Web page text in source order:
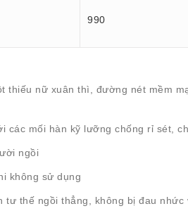
990
thiếu nữ xuân thì, đường nét mềm
các mối hàn kỹ lưỡng chống rỉ sét,
ngồi
không sử dụng
thế ngồi thẳng, không bị đau nhức